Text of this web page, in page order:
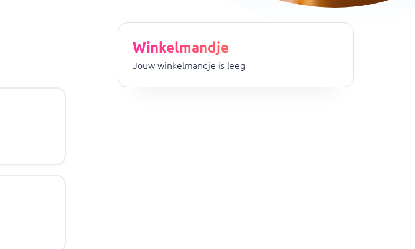
Winkelmandje
Jouw winkelmandje is leeg